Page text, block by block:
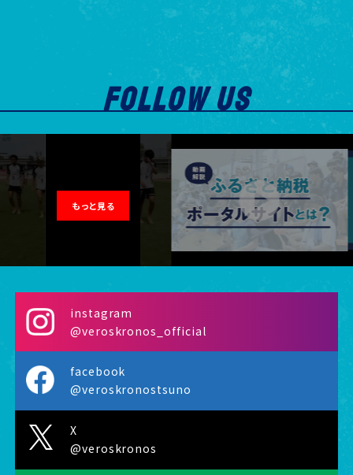
13
川副クラブ -14
-25
10 日本製鉄大分サッカー部 -22
FOLLOW US
もっと見る
instagram
@veroskronos_official
facebook
@veroskronostsuno
X
@veroskronos